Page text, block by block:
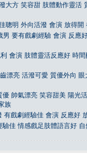
大方 笑容甜 肢體動作靈活
聰明 外向活潑 會演 放得
男 要有戲劇經驗 會演 反應
會演 肢體靈活反應好 時
漂亮 活潑可愛 質優外向
帥氣漂亮 笑容甜美 陽光
族
有戲劇經驗佳 會演 反應好
驗佳 情感戲足肢體語言好